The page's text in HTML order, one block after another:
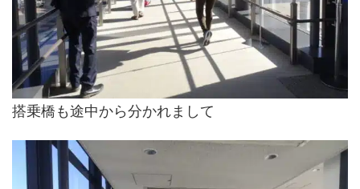
搭乗橋も途中から分かれまして